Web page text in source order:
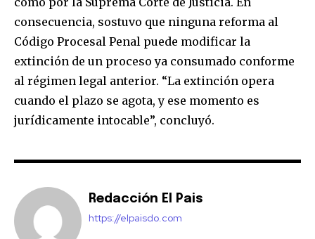
consecuencia, sostuvo que ninguna reforma al
Código Procesal Penal puede modificar la
extinción de un proceso ya consumado conforme
al régimen legal anterior. “La extinción opera
cuando el plazo se agota, y ese momento es
jurídicamente intocable”, concluyó.
Redacción El Pais
https://elpaisdo.com